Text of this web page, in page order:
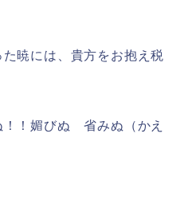
暁には、貴方をお抱え税
！！媚びぬ 省みぬ（かえ